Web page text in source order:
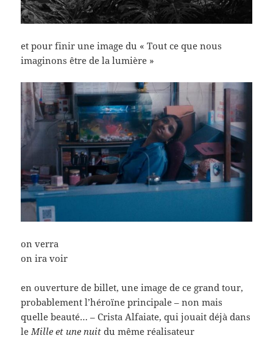
et pour finir une image du « Tout ce que nous
imaginons être de la lumière »
on verra
on ira voir
en ouverture de billet, une image de ce grand tour,
probablement l’héroïne principale – non mais
quelle beauté… – Crista Alfaiate, qui jouait déjà dans
le Mille et une nuitdu même réalisateur